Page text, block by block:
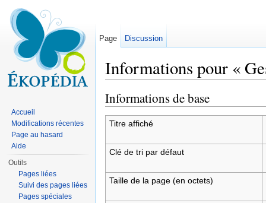
Informations pour «
Informations de base
Titre affiché
Clé de tri par défaut
Taille de la page (en octets)
Page Discussion
Accueil
Modifications récentes
Page au hasard
Aide
Outils
Pages liées
Suivi des pages liées
Pages spéciales